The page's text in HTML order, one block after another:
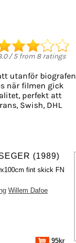
/5from 8 ratings
utanför biografen
när filmen gick
perfekt att
Swish, DHL
(1989)
fint skick FN
Willem Dafoe
95kr